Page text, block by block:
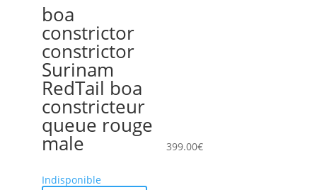
boa
constrictor
constrictor
Surinam
RedTail boa
constricteur
queue rouge
male 399.00€
Indisponible